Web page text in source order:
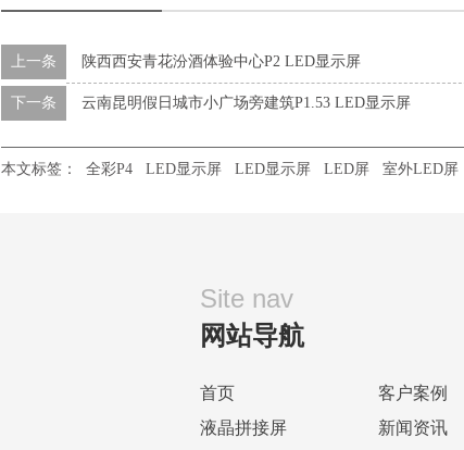
上一条 陕西西安青花汾酒体验中心P2 LED显示屏
下一条 云南昆明假日城市小广场旁建筑P1.53 LED显示屏
本文标签： 全彩P4 LED显示屏 LED显示屏 LED屏 室外LED屏
Site nav
网站导航
首页
客户案例
液晶拼接屏
新闻资讯